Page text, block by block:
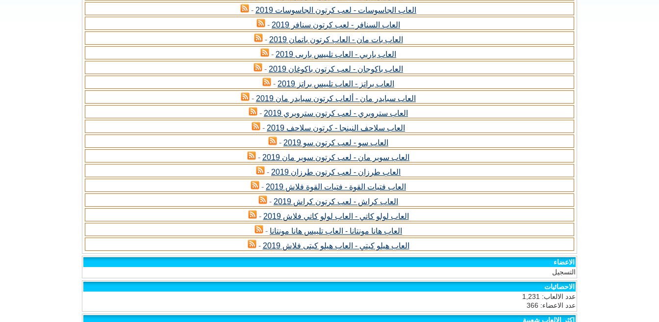
العاب الجاسوسات - لعب كرتون الجاسوسات 2019
-
العاب السنافر - لعب كرتون سنافر 2019
-
العاب بات مان - العاب كرتون باتمان 2019
-
العاب باربي - العاب تلبيس باربى 2019
-
العاب باكوجان - لعب كرتون باكوغان 2019
-
العاب براتز - العاب تلبيس براتز 2019
-
العاب سبايدر مان - ألعاب كرتون سبايدر مان 2019
-
العاب ستروبري - لعب كرتون ستروبري 2019
-
العاب سلاحف النينجا - كرتون سلاحف 2019
-
العاب سو - لعب كرتون سو 2019
-
العاب سوبر مان - لعب كرتون سوبر مان 2019
-
العاب طرزان - لعب كرتون طرزان 2019
-
العاب فتيات القوة - فتيات القوة فلاش 2019
-
العاب كراش - لعب كرتون كراش 2019
-
العاب لولو كاتي - العاب لولو كاتي فلاش 2019
-
العاب هانا مونتانا - العاب تلبيس هانا مونتانا -
العاب هيلو كيتي - العاب هيلو كيتى فلاش 2019
-
الاعضاء
التسجيل
الاحصائيات
عدد الالعاب: 1,231
عدد الاعضاء: 366
اكثر الالعاب شعبية